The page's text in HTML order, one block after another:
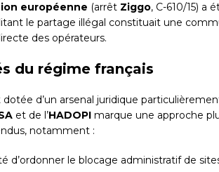
européenne (arrêt Ziggo, C-610/15) a
le partage illégal constituait une
des opérateurs.
du régime français
dotée d’un arsenal juridique
et de l’HADOPI marque une approche
notamment :
d’ordonner le blocage administratif de